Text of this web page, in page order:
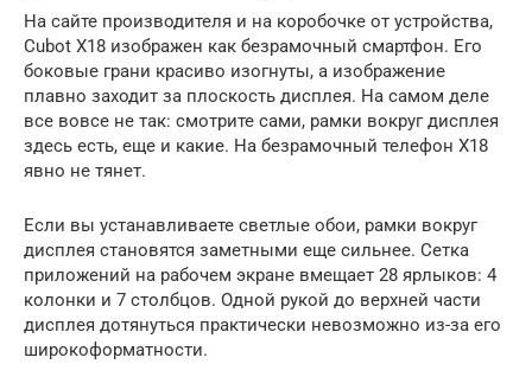
На сайте производителя и на коробочке от устройства,
Cubot X18 изображен как безрамочный смартфон. Его
боковые грани красиво изогнуты, а изображение
плавно заходит за плоскость дисплея. На самом деле
все вовсе не так: смотрите сами, рамки вокруг дисплея
здесь есть, еще и какие. На безрамочный телефон X18
явно не тянет.
Если вы устанавливаете светлые обои, рамки вокруг
дисплея становятся заметными еще сильнее. Сетка
приложений на рабочем экране вмещает 28 ярлыков: 4
колонки и 7 столбцов. Одной рукой до верхней части
дисплея дотянуться практически невозможно из-за его
широкоформатности.